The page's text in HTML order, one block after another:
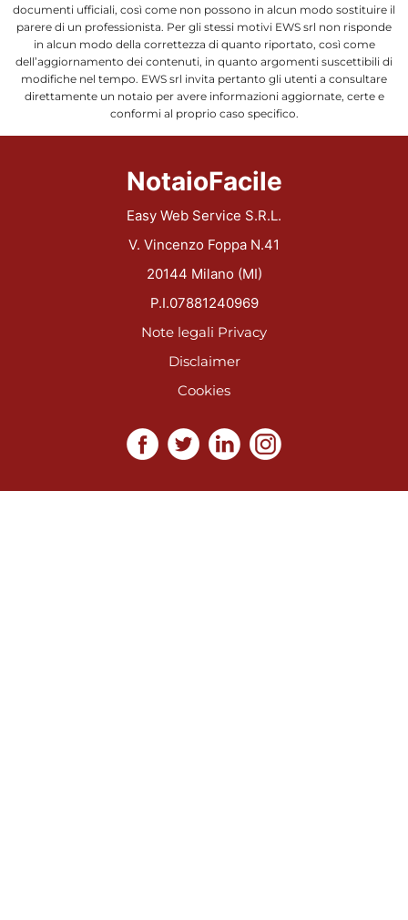
documenti ufficiali, così come non possono in alcun modo sostituire il
parere di un professionista. Per gli stessi motivi EWS srl non risponde
in alcun modo della correttezza di quanto riportato, così come
dell’aggiornamento dei contenuti, in quanto argomenti suscettibili di
modifiche nel tempo. EWS srl invita pertanto gli utenti a consultare
direttamente un notaio per avere informazioni aggiornate, certe e
conformi al proprio caso specifico.
NotaioFacile
Easy Web Service S.R.L.
V. Vincenzo Foppa N.41
20144 Milano (MI)
P.I.07881240969
Note legali Privacy
Disclaimer
Cookies